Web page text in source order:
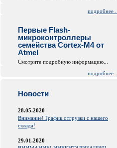
подробнее ...
Первые Flash-
микроконтроллеры
семейства Cortex-M4 от
Atmel
Смотрите подробную информацию...
подробнее ...
Новости
28.05.2020
Внимание! График отгрузки с нашего
склада!
29.01.2020